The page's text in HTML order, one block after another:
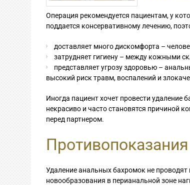
Операция рекомендуется пациентам, у
поддается консервативному лечению,
доставляет много дискомфорта –
затрудняет гигиену – между кожными
представляет угрозу здоровью –
высокий риск травм, воспалений и
Иногда пациент хочет провести удаление
некрасиво и часто становятся причиной
перед партнером.
Удаление анальных бахромок не
новообразования в перианальной зоне